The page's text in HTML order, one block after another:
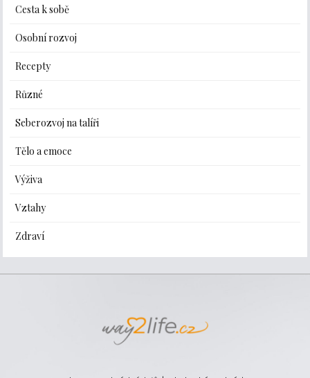
Cesta k sobě
Osobní rozvoj
Recepty
Různé
Seberozvoj na talíři
Tělo a emoce
Výživa
Vztahy
Zdraví